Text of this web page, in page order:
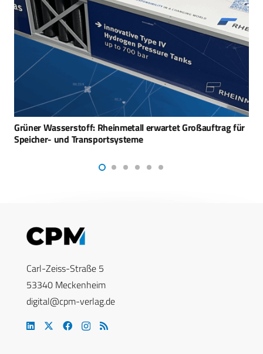
Abstimmung zum Taurus für die Ukraine
Carl-Zeiss-Straße 5
53340 Meckenheim
digital@cpm-verlag.de